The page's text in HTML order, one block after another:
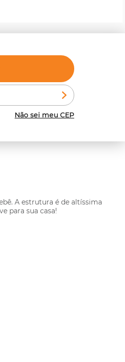
Não sei meu CEP
A estrutura é de altíssima
para sua casa!